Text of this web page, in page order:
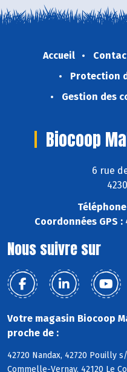
Accueil
Protection
Gestion des
Biocoop
6 rue
Coordonnées GPS :
Nous suivre sur
Votre magasin Biocoop
proche de :
42720 Nandax, 42720 Pouilly
Commelle-Vernay, 42120 Le